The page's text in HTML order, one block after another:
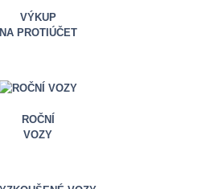
VÝKUP
NA PROTIÚČET
ROČNÍ
VOZY